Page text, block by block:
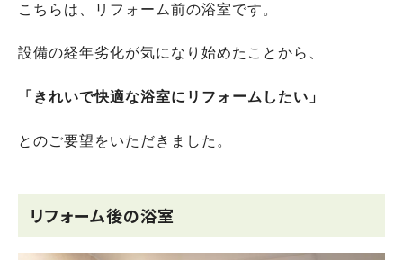
こちらは、リフォーム前の浴室です。
設備の経年劣化が気になり始めたことから、
「きれいで快適な浴室にリフォームしたい」
とのご要望をいただきました。
リフォーム後の浴室